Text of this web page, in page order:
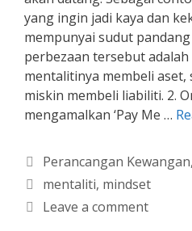
yang ingin jadi kaya dan
mempunyai sudut
perbezaan tersebut adalah
mentalitinya membeli
miskin membeli liabiliti. 2.
mengamalkan ‘Pay Me …
Categories
Perancangan Kewangan,
Tags
mentaliti, mindset
Leave a comment